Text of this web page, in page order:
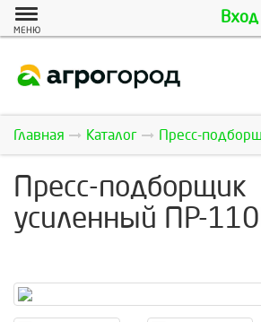
Вход
МЕНЮ
Главная Каталог Пресс-
Пресс-подборщик
усиленный ПР-